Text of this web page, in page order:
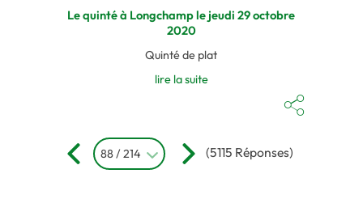
Le quinté à Longchamp le jeudi 29 octobre
2020
Quinté de plat
lire la suite
88 / 214 (5115 Réponses)